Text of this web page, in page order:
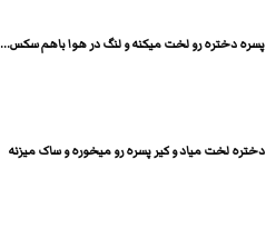
پسره دختره رو لخت میکنه و لنگ در هوا باهم سکس...
دختره لخت میاد و کیر پسره رو میخوره و ساک میزنه